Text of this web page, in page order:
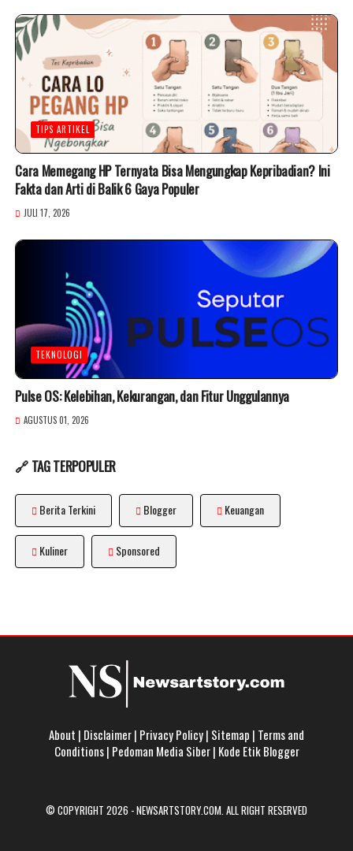
TIPS ARTIKEL
Cara Memegang HP Ternyata Bisa Mengungkap Kepribadian? Ini
Fakta dan Arti di Balik 6 Gaya Populer
JULI 17, 2026
TEKNOLOGI
Pulse OS: Kelebihan, Kekurangan, dan Fitur Unggulannya
AGUSTUS 01, 2026
🔗 TAG TERPOPULER
Berita Terkini Blogger Keuangan
Kuliner Sponsored
About | Disclaimer| Privacy Policy| Sitemap | Terms and
Conditions| Pedoman Media Siber| Kode Etik Blogger
© COPYRIGHT 2026 -NEWSARTSTORY.COM. ALL RIGHT RESERVED